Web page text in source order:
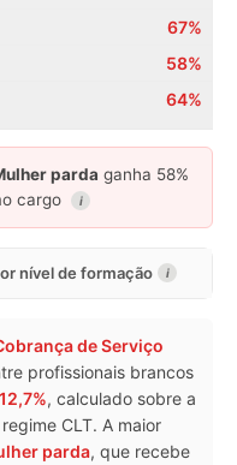
67%
58%
64%
parda ganha 58%
cargo
i
nível de formação i
de Serviço
profissionais brancos
12,7%, calculado sobre a
CLT. A maior
parda, que recebe